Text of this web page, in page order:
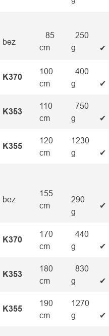
bez
85
cm
250
g
✔
K370
100
cm
400
g
✔
K353
110
cm
750
g
✔
K355
120
cm
1230
g
✔
bez
155
cm
290
g
✔
K370
170
cm
440
g
✔
K353
180
cm
830
g
✔
K355
190
cm
1270
g
✔